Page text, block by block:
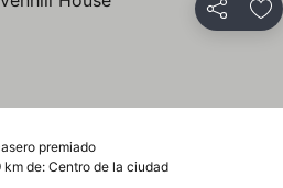
Compartir
premiado
km de: Centro de la ciudad